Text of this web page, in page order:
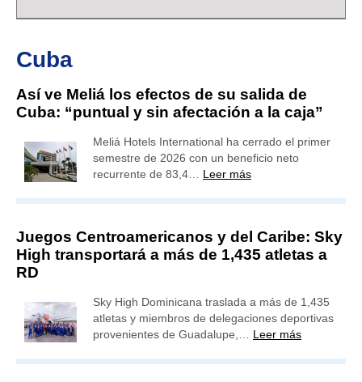
Cuba
Así ve Meliá los efectos de su salida de
Cuba: “puntual y sin afectación a la caja”
Meliá Hotels International ha cerrado el primer
semestre de 2026 con un beneficio neto
recurrente de 83,4… Leer más
Juegos Centroamericanos y del Caribe: Sky
High transportará a más de 1,435 atletas a
RD
Sky High Dominicana traslada a más de 1,435
atletas y miembros de delegaciones deportivas
provenientes de Guadalupe,… Leer más